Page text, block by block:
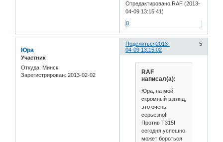
Отредактировано RAF (2013-
04-09 13:15:41)
0
Поделиться 5
2013-
04-09 13:15:02
Юра
Участник
Откуда: Минск
Зарегистрирован: 2013-02-02
RAF
написал(а):
Юра, на мой
скромный взгляд,
это очень
серьезно!
Против T315I
сегодня успешно
может бороться